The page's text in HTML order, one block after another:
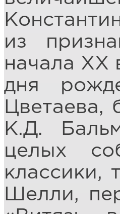
из
начала ХХ
дня
Цветаева,
К.Д.
целых
классики,
Шелли,